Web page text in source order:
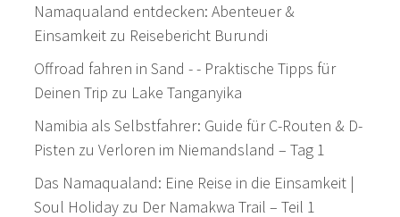
Namaqualand entdecken: Abenteuer &
Einsamkeit zu Reisebericht Burundi
Offroad fahren in Sand - - Praktische Tipps für
Deinen Trip zu Lake Tanganyika
Namibia als Selbstfahrer: Guide für C-Routen & D-
Pisten zuVerloren im Niemandsland – Tag 1
Das Namaqualand: Eine Reise in die Einsamkeit |
Soul Holiday zu Der Namakwa Trail – Teil 1